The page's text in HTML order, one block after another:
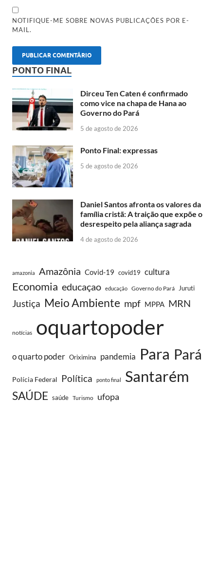
NOTIFIQUE-ME SOBRE NOVAS PUBLICAÇÕES POR E-
MAIL.
PONTO FINAL
Dirceu Ten Caten é confirmado
como vice na chapa de Hana ao
Governo do Pará
5 de agosto de 2026
Ponto Final: expressas
5 de agosto de 2026
Daniel Santos afronta os valores da
família cristã: A traição que expõe o
desrespeito pela aliança sagrada
4 de agosto de 2026
amazonia Amazônia Covid-19 covid19 cultura
Economia educaçao educação Governo do Pará Juruti
Justiça Meio Ambiente mpf MPPA MRN
notícias oquartopoder
o quarto poder Oriximina pandemia Para Pará
Polícia Federal Política ponto final Santarém
SAÚDE saúde Turismo ufopa